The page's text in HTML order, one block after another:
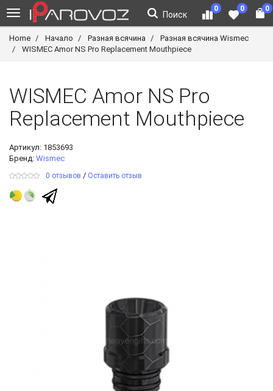
Поиск
0 0 0
Home Начало Разная всячина
Разная всячина Wismec
WISMEC Amor NS Pro Replacement Mouthpiece
WISMEC Amor NS Pro
Replacement Mouthpiece
Артикул: 1853693
Бренд: Wismec
0 отзывов / Оставить отзыв